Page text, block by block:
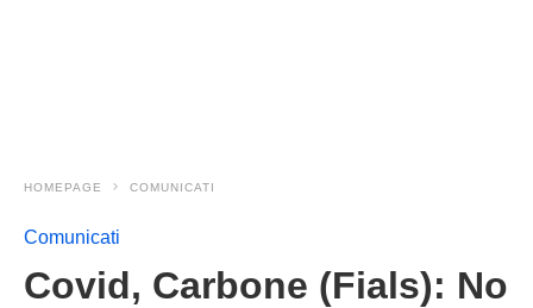
HOMEPAGE COMUNICATI
Comunicati
Covid, Carbone (Fials): No